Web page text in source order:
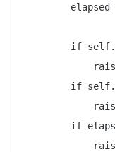
elapsed
if
if
if